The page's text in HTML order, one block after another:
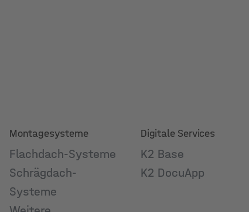
Montagesysteme
Flachdach-Systeme
Schrägdach-
Systeme
Digitale Services
K2 Base
K2 DocuApp